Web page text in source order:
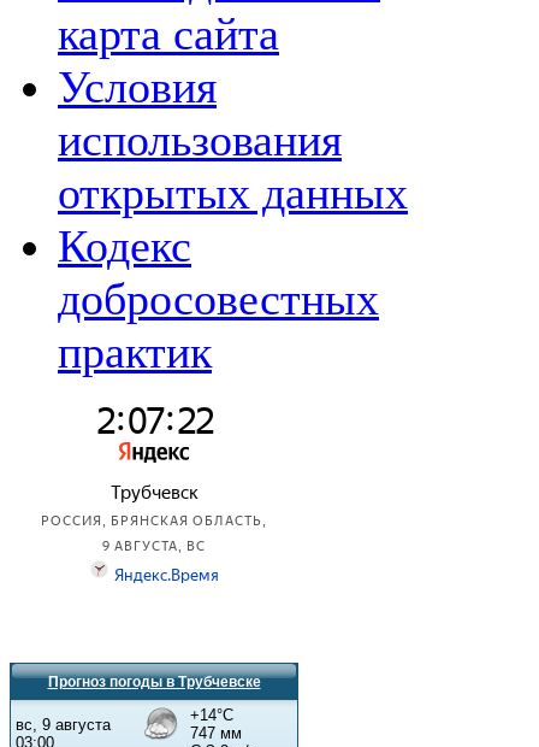
карта сайта
Условия
использования
открытых данных
Кодекс
добросовестных
практик
Прогноз погоды в Трубчевске